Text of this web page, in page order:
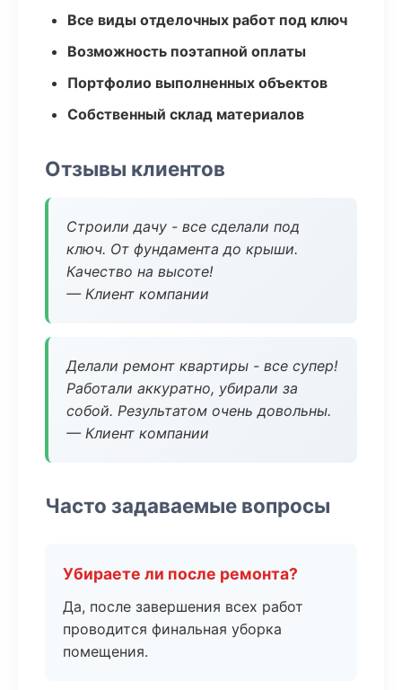
Все виды отделочных работ под ключ
Возможность поэтапной оплаты
Портфолио выполненных объектов
Собственный склад материалов
Отзывы клиентов
Строили дачу - все сделали под
ключ. От фундамента до крыши.
Качество на высоте!
— Клиент компании
Делали ремонт квартиры - все супер!
Работали аккуратно, убирали за
собой. Результатом очень довольны.
— Клиент компании
Часто задаваемые вопросы
Убираете ли после ремонта?
Да, после завершения всех работ
проводится финальная уборка
помещения.